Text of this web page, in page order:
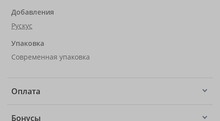
Добавления
Рускус
Упаковка
Современная упаковка
Оплата
Бонусы